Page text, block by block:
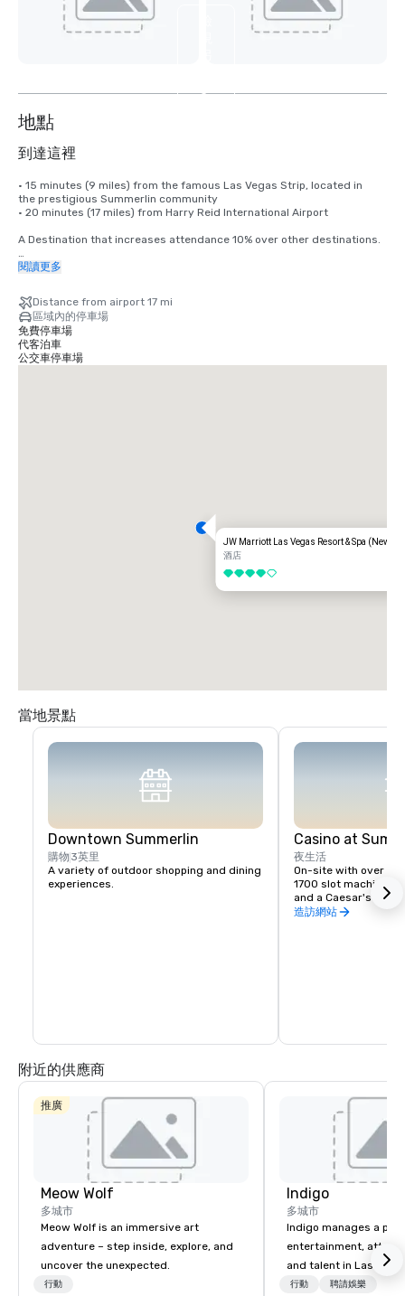
3
地點
到達這裡
• 15 minutes (9 miles) from the famous Las Vegas Strip, located in
the prestigious Summerlin community
• 20 minutes (17 miles) from Harry Reid International Airport
A Destination that increases attendance 10% over other destinations.
Harry Reid International Airport (LAS) offers nonstop service to more
major markets across North America, Europe, Asia, and Latin America.
閱讀更多
Distance from airport 17 mi
區域內的停車場
免費停車場
代客泊車
公交車停車場
JW Marriott Las Vegas Resort & Spa (Newly
酒店
4/5
當地景點
Downtown Summerlin
購物 3英里
A variety of outdoor shopping and dining
experiences.
Casino at
夜生活
On-site with over
1700 slot machines,
and a Caesar's Race
造訪網站
附近的供應商
推廣
Meow Wolf
多城市
Meow Wolf is an immersive art
adventure – step inside, explore, and
uncover the unexpected.
行動
Indigo
多城市
Indigo manages a
entertainment,
and talent in Las
and Atlantic City. We
行動 聘請娛樂